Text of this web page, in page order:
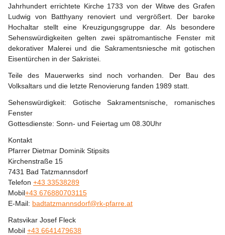
Jahrhundert errichtete Kirche 1733 von der Witwe des Grafen
Ludwig von Batthyany renoviert und vergrößert. Der baroke
Hochaltar stellt eine Kreuzigungsgruppe dar. Als besondere
Sehenswürdigkeiten gelten zwei spätromantische Fenster mit
dekorativer Malerei und die Sakramentsniesche mit gotischen
Eisentürchen in der Sakristei.
Teile des Mauerwerks sind noch vorhanden. Der Bau des
Volksaltars und die letzte Renovierung fanden 1989 statt.
Sehenswürdigkeit: Gotische Sakramentsnische, romanisches
Fenster
Gottesdienste: Sonn- und Feiertag um 08.30Uhr
Kontakt
Pfarrer Dietmar Dominik Stipsits
Kirchenstraße 15
7431 Bad Tatzmannsdorf
Telefon +43 33538289
Mobil+43 676880703115
E-Mail: badtatzmannsdorf@rk-pfarre.at
Ratsvikar Josef Fleck
Mobil +43 6641479638